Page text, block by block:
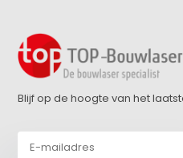
Blijf op de hoogte van het